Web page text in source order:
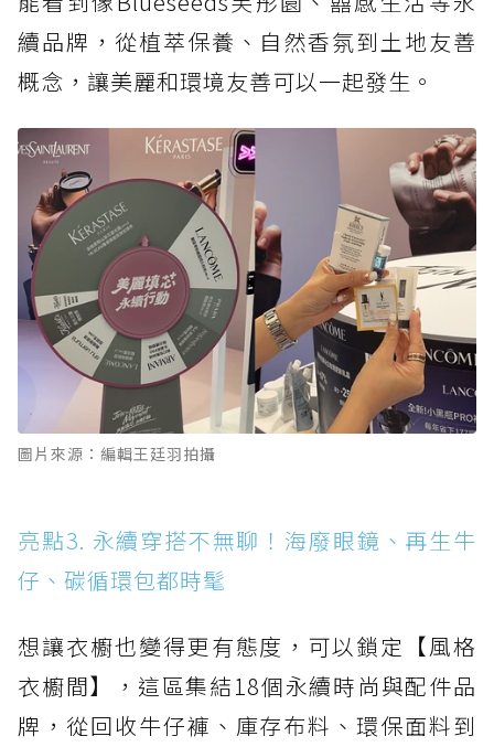
續品牌，從植萃保養、自然香氛到土地友善
概念，讓美麗和環境友善可以一起發生。
圖片來源：編輯王廷羽拍攝
亮點3. 永續穿搭不無聊！海廢眼鏡、再生牛
仔、碳循環包都時髦
想讓衣櫥也變得更有態度，可以鎖定【風格
衣櫥間】，這區集結18個永續時尚與配件品
牌，從回收牛仔褲、庫存布料、環保面料到